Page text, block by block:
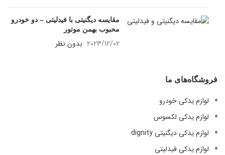
مقایسه دیگنیتی با فیدلیتی – دو خودرو
محبوب بهمن موتور
2023/12/02 بدون نظر
فروشگاه‌های ما
لوازم یدکی خودرو
لوازم یدکی لکسوس
لوازم یدکی دیگنیتی dignity
لوازم یدکی فیدلیتی